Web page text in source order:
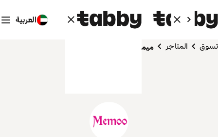
العربية
تسوق المتاجر ميمو